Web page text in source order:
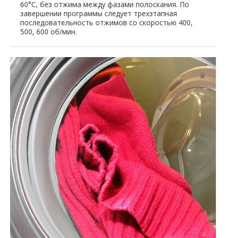
60°C, без отжима между фазами полоскания. По
завершении программы следует трехэтапная
последовательность отжимов со скоростью 400,
500, 600 об/мин.